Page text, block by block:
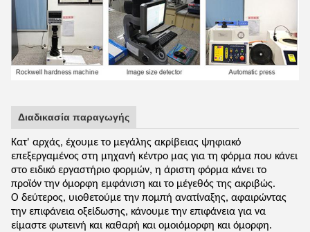
Διαδικασία παραγωγής
Κατ' αρχάς, έχουμε το μεγάλης ακρίβειας ψηφιακό
επεξεργαμένος στη μηχανή κέντρο μας για τη φόρμα που κάνει
στο ειδικό εργαστήριο φορμών, η άριστη φόρμα κάνει το
προϊόν την όμορφη εμφάνιση και το μέγεθός της ακριβώς.
Ο δεύτερος, υιοθετούμε την πομπή ανατίναξης, αφαιρώντας
την επιφάνεια οξείδωσης, κάνουμε την επιφάνεια για να
είμαστε φωτεινή και καθαρή και ομοιόμορφη και όμορφη.